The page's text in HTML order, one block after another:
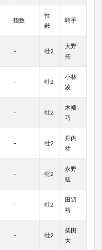
指数
性
齢
騎手
– 牡2
大野
拓
– 牡2
小林
凌
– 牡2
木幡
巧
– 牡2
丹内
祐
– 牝2
永野
猛
– 牡2
田辺
裕
– 牡2
柴田
大